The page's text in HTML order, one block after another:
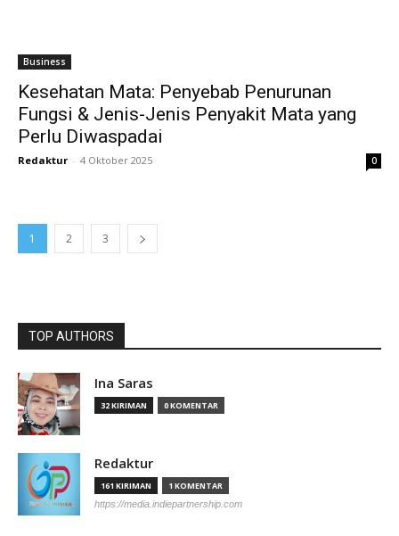
Business
Kesehatan Mata: Penyebab Penurunan
Fungsi & Jenis-Jenis Penyakit Mata yang
Perlu Diwaspadai
Redaktur - 4 Oktober 2025 0
1 2 3
TOP AUTHORS
Ina Saras
32 KIRIMAN 0 KOMENTAR
Redaktur
161 KIRIMAN 1 KOMENTAR
https://media.indiepartnership.com